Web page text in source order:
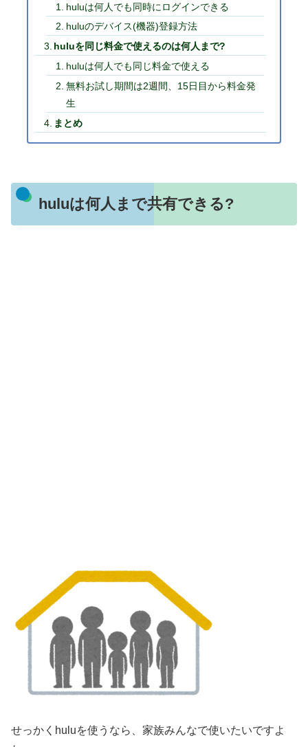
huluは何人でも同時にログインできる
huluのデバイス(機器)登録方法
huluを同じ料金で使えるのは何人まで?
huluは何人でも同じ料金で使える
無料お試し期間は2週間、15日目から料金発
生
まとめ
huluは何人まで共有できる?
せっかくhuluを使うなら、家族みんなで使いたいですよ